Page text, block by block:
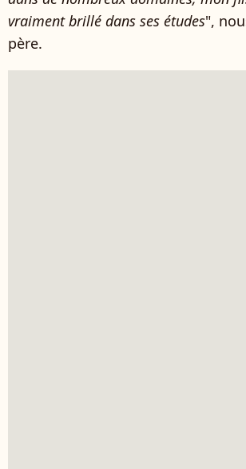
vraiment brillé dans ses études",
père.